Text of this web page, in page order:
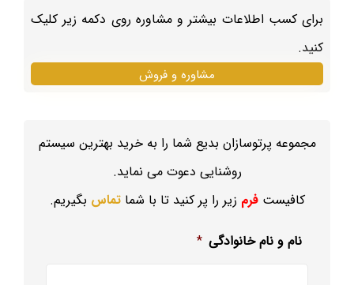
برای کسب اطلاعات بیشتر و مشاوره روی دکمه زیر کلیک
کنید.
مشاوره و فروش
مجموعه پرتوسازان بدیع شما را به خرید بهترین سیستم
روشنایی دعوت می نماید.
کافیستفرم زیر را پر کنید تا با شماتماس بگیریم.
نام و نام خانوادگی *